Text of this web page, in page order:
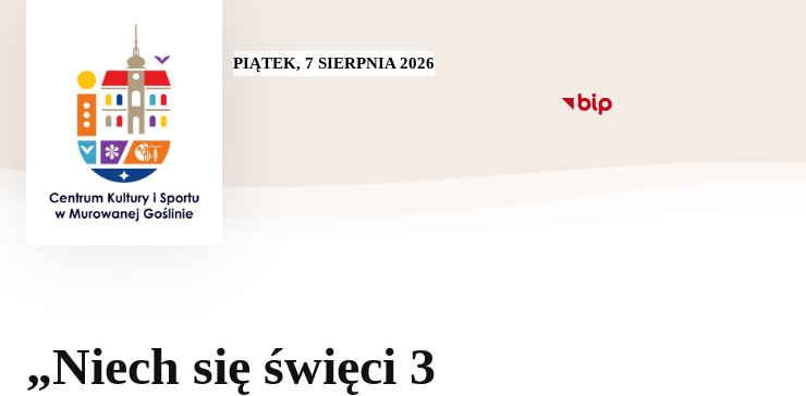
PIĄTEK, 7 SIERPNIA 2026
„Niech się święci 3